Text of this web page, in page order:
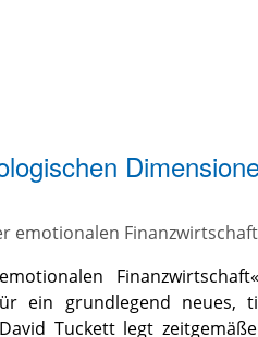
emotionalen Finanzwirtschaft
ein grundlegend neues,
Tuckett legt